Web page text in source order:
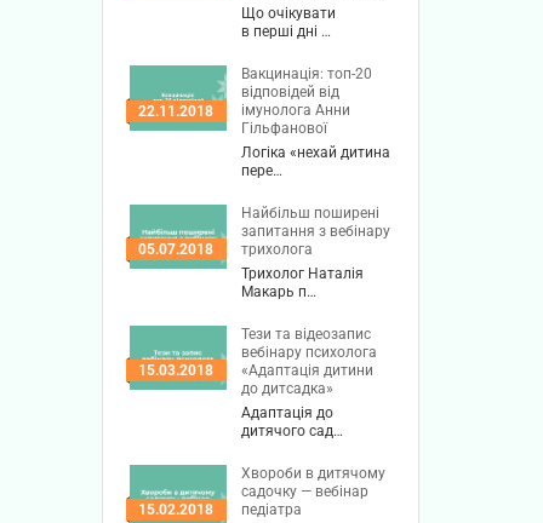
Що очікувати
в перші дні …
22.11.2018
Вакцинація: топ-20
відповідей від
імунолога Анни
Гільфанової
Логіка «нехай дитина
пере…
05.07.2018
Найбільш поширені
запитання з вебінару
трихолога
Трихолог Наталія
Макарь п…
15.03.2018
Тези та відеозапис
вебінару психолога
«Адаптація дитини
до дитсадка»
Адаптація до
дитячого сад…
15.02.2018
Хвороби в дитячому
садочку — вебінар
педіатра